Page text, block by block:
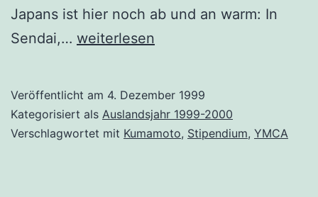
Japans ist hier noch ab und an warm: In
Sendai,… 0
1
2
weiterlesen
Veröffentlicht am 4. Dezember 1999
Kategorisiert als Auslandsjahr 1999-2000
Verschlagwortet mit Kumamoto, Stipendium, YMCA